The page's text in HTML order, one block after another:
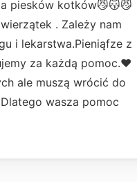
piesków kotków😼😽😼
. Zależy nam
i lekarstwa.Pieniąfze z
za każdą pomoc.❤️
ale muszą wrócić do
wasza pomoc